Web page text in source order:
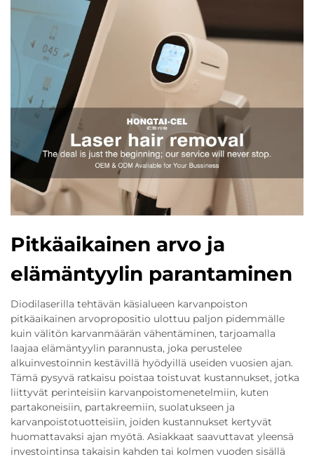
Pitkäaikainen arvo ja
elämäntyylin parantaminen
Diodilaserilla tehtävän käsialueen karvanpoiston
pitkäaikainen arvopropositio ulottuu paljon pidemmälle
kuin välitön karvanmäärän vähentäminen, tarjoamalla
laajaa elämäntyylin parannusta, joka perustelee
alkuinvestoinnin kestävillä hyödyillä useiden vuosien ajan.
Tämä pysyvä ratkaisu poistaa toistuvat kustannukset, jotka
liittyvät perinteisiin karvanpoistomenetelmiin, kuten
partakoneisiin, partakreemiin, suolatukseen ja
karvanpoistotuotteisiin, joiden kustannukset kertyvät
huomattavaksi ajan myötä. Asiakkaat saavuttavat yleensä
investointinsa takaisin kahden tai kolmen vuoden sisällä